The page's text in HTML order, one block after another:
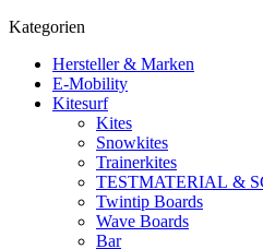
Kategorien
Hersteller & Marken
E-Mobility
Kitesurf
Kites
Snowkites
Trainerkites
TESTMATERIAL &
Twintip Boards
Wave Boards
Bar